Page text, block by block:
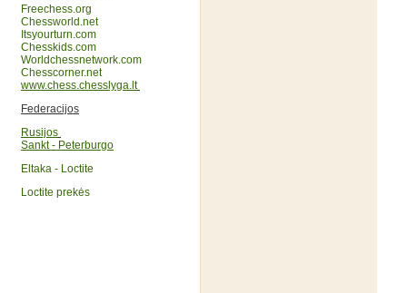
Freechess.org
Chessworld.net
Itsyourturn.com
Chesskids.com
Worldchessnetwork.com
Chesscorner.net
www.chess.chesslyga.lt
Federacijos
Rusijos
Sankt - Peterburgo
Eltaka - Loctite
Loctite prekės